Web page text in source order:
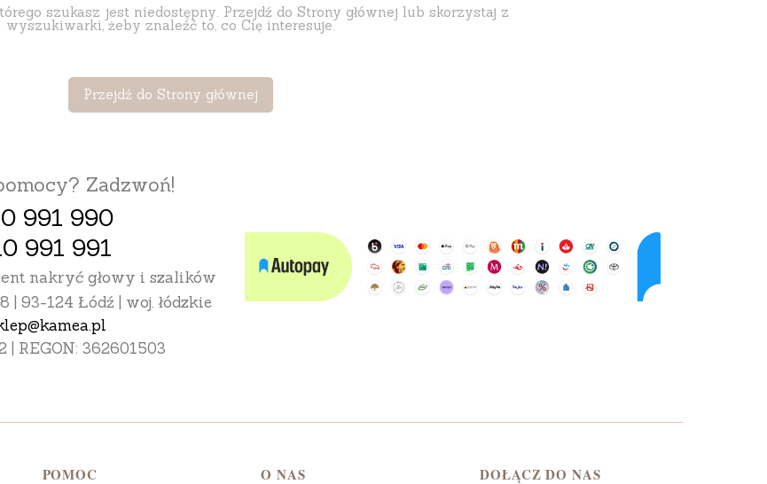
szukasz jest niedostępny. Przejdź do Strony głównej lub skorzystaj z
wyszukiwarki, żeby znaleźć to, co Cię interesuje.
Przejdź do Strony głównej
Zadzwoń!
991 990
991 991
nakryć głowy i szalików
| 93-124 Łódź | woj. łódzkie
| REGON: 362601503
POMOC O NAS DOŁĄCZ DO NAS